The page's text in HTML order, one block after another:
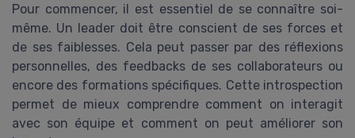
Pour commencer, il est essentiel de se connaître soi-
même. Un leader doit être conscient de ses forces et
de ses faiblesses. Cela peut passer par des réflexions
personnelles, des feedbacks de ses collaborateurs ou
encore des formations spécifiques. Cette introspection
permet de mieux comprendre comment on interagit
avec son équipe et comment on peut améliorer son